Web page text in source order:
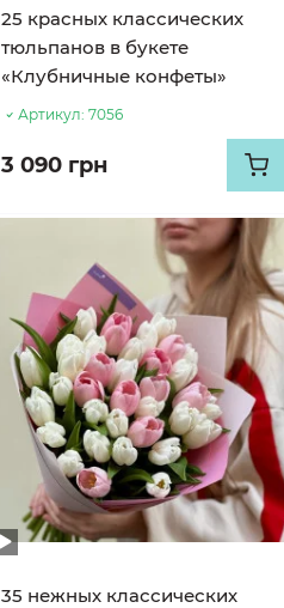
25 красных классических
тюльпанов в букете
«Клубничные конфеты»
Артикул: 7056
3 090 грн
35 нежных классических